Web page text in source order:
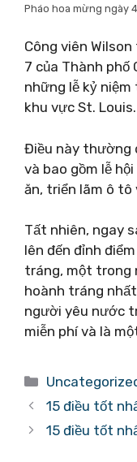
Pháo hoa mừng ngày
Công viên
7 của Thành
những lễ kỷ
khu vực St. Louis.
Điều này thường
và bao gồm lễ
ăn, triển lãm ô tô
Tất nhiên, ngay
lên đến đỉnh
tráng, một trong
hoành tráng
người yêu nước
miễn phí và là
Danh
mục
15 điều tốt
15 điều tốt